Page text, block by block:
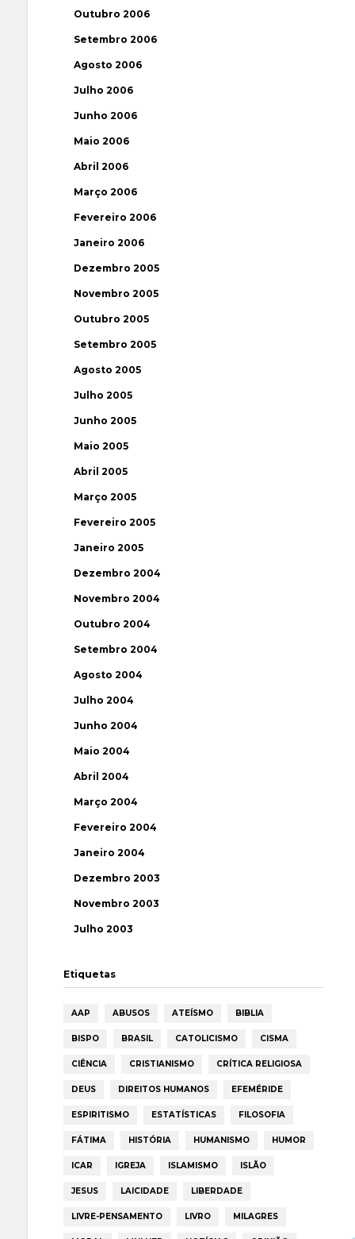
Outubro 2006
Setembro 2006
Agosto 2006
Julho 2006
Junho 2006
Maio 2006
Abril 2006
Março 2006
Fevereiro 2006
Janeiro 2006
Dezembro 2005
Novembro 2005
Outubro 2005
Setembro 2005
Agosto 2005
Julho 2005
Junho 2005
Maio 2005
Abril 2005
Março 2005
Fevereiro 2005
Janeiro 2005
Dezembro 2004
Novembro 2004
Outubro 2004
Setembro 2004
Agosto 2004
Julho 2004
Junho 2004
Maio 2004
Abril 2004
Março 2004
Fevereiro 2004
Janeiro 2004
Dezembro 2003
Novembro 2003
Julho 2003
Etiquetas
AAP ABUSOS ATEÍSMO BIBLIA
BISPO BRASIL CATOLICISMO CISMA
CIÊNCIA CRISTIANISMO CRÍTICA RELIGIOSA
DEUS DIREITOS HUMANOS EFEMÉRIDE
ESPIRITISMO ESTATÍSTICAS FILOSOFIA
FÁTIMA HISTÓRIA HUMANISMO HUMOR
ICAR IGREJA ISLAMISMO ISLÃO
JESUS LAICIDADE LIBERDADE
LIVRE-PENSAMENTO LIVRO MILAGRES